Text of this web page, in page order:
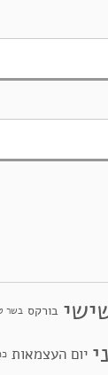
בורקס בשר
יום העצמאות